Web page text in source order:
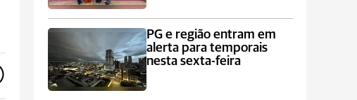
PG e região entram em
alerta para temporais
nesta sexta-feira